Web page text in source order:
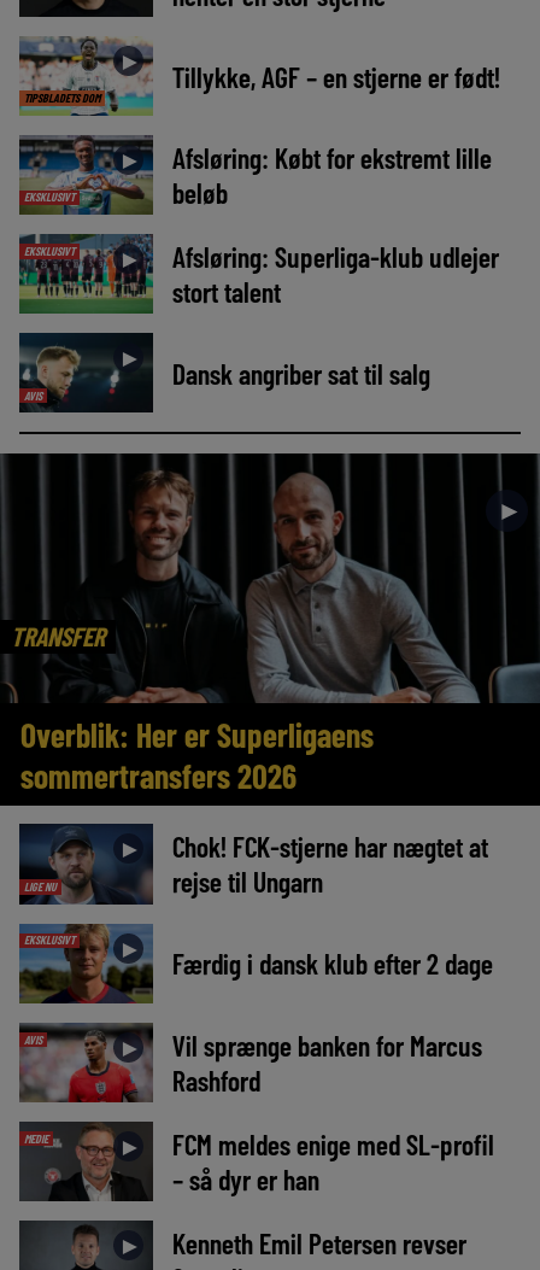
TIPSBLADETS DOM
► Tillykke, AGF – en stjerne er født!
EKSKLUSIVT
►
Afsløring: Købt for ekstremt lille
beløb
EKSKLUSIVT ►
Afsløring: Superliga-klub udlejer
stort talent
AVIS
► Dansk angriber sat til salg
TRANSFER
►
Overblik: Her er Superligaens
sommertransfers 2026
LIGE NU
►
Chok! FCK-stjerne har nægtet at
rejse til Ungarn
EKSKLUSIVT ► Færdig i dansk klub efter 2 dage
AVIS ►
Vil sprænge banken for Marcus
Rashford
MEDIE ►
FCM meldes enige med SL-profil
– så dyr er han
►
Kenneth Emil Petersen revser